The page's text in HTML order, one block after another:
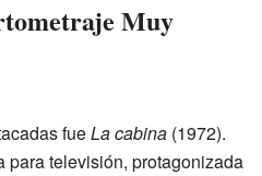
Muy
fueLa cabina (1972).
para televisión, protagonizada